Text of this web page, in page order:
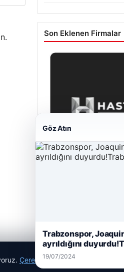
Son Eklenen Firmalar
Çerez Politikamız
Göz Atın
Trabzonspor,
ayrıldığını
19/07/2024